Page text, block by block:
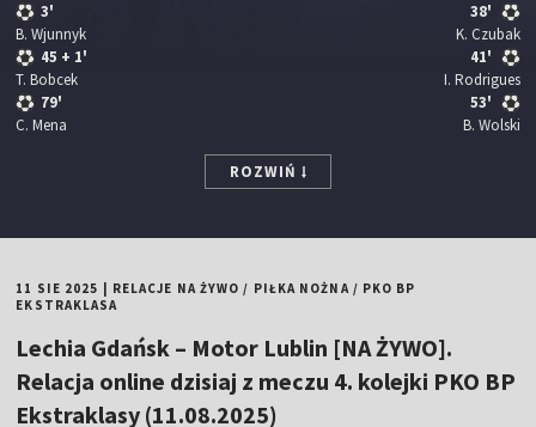
3'
B. Wjunnyk
45 + 1'
T. Bobcek
79'
C. Mena
38'
K. Czubak
41'
I. Rodrigues
53'
B. Wolski
ROZWIŃ
11 SIE 2025 RELACJE NA ŻYWO / PIŁKA NOŻNA/ PKO BP
EKSTRAKLASA
Lechia Gdańsk – Motor Lublin [NA ŻYWO].
Relacja online dzisiaj z meczu 4. kolejki PKO BP
Ekstraklasy (11.08.2025)